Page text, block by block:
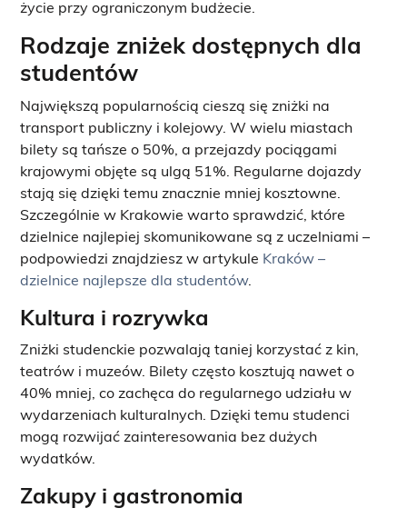
życie przy ograniczonym budżecie.
Rodzaje zniżek dostępnych dla
studentów
Największą popularnością cieszą się zniżki na
transport publiczny i kolejowy. W wielu miastach
bilety są tańsze o 50%, a przejazdy pociągami
krajowymi objęte są ulgą 51%. Regularne dojazdy
stają się dzięki temu znacznie mniej kosztowne.
Szczególnie w Krakowie warto sprawdzić, które
dzielnice najlepiej skomunikowane są z uczelniami –
podpowiedzi znajdziesz w artykule Kraków –
dzielnice najlepsze dla studentów.
Kultura i rozrywka
Zniżki studenckie pozwalają taniej korzystać z kin,
teatrów i muzeów. Bilety często kosztują nawet o
40% mniej, co zachęca do regularnego udziału w
wydarzeniach kulturalnych. Dzięki temu studenci
mogą rozwijać zainteresowania bez dużych
wydatków.
Zakupy i gastronomia